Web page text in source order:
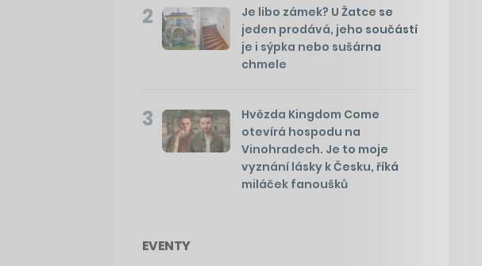
2
Je libo zámek? U Žatce se
jeden prodává, jeho součástí
je i sýpka nebo sušárna
chmele
3
Hvězda Kingdom Come
otevírá hospodu na
Vinohradech. Je to moje
vyznání lásky k Česku, říká
miláček fanoušků
EVENTY